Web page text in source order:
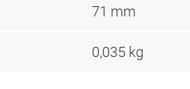
71 mm
0,035 kg